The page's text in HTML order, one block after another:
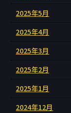
2025年5月
2025年4月
2025年3月
2025年2月
2025年1月
2024年12月